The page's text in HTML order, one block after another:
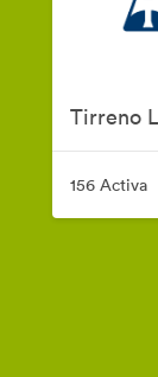
Tirreno
156 Activa